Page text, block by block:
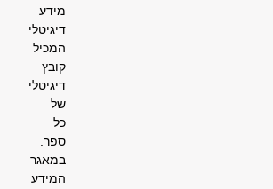
מידע
דיגיטלי
המכיל
קובץ
דיגיטלי
של
כל
ספר.
במאגר
המידע